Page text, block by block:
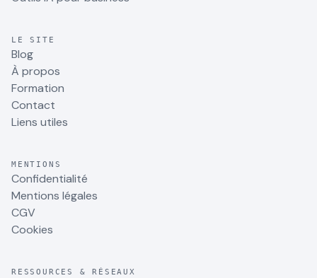
LE SITE
Blog
À propos
Formation
Contact
Liens utiles
MENTIONS
Confidentialité
Mentions légales
CGV
Cookies
RESSOURCES & RÉSEAUX